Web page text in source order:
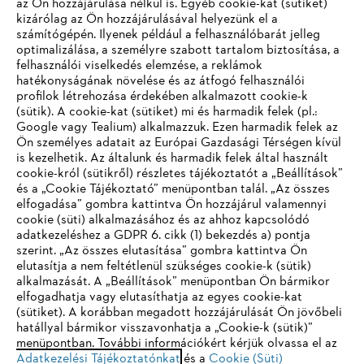
Vállalat
STIHL GYIK
Szerviz
Adatvédelem Impresszum Cookie tájékoztató
IHR BROWSER WIRD NICHT
UNTERSTÜTZT
Sie nutzen einen Browser, den wir noch nicht unterstützen. Für
eine optimale Nutzung unserer Seite empfehlen wir Ihnen, zu
einem der folgenden Browser zu wechseln:
az Ön hozzájárulása nélkül is. Egyéb cookie-kat (sütiket)
kizárólag az Ön hozzájárulásával helyezünk el a
számítógépén. Ilyenek például a felhasználóbarát jelleg
optimalizálása, a személyre szabott tartalom biztosítása, a
felhasználói viselkedés elemzése, a reklámok
hatékonyságának növelése és az átfogó felhasználói
profilok létrehozása érdekében alkalmazott cookie-k
(sütik). A cookie-kat (sütiket) mi és harmadik felek (pl.:
Google vagy Tealium) alkalmazzuk. Ezen harmadik felek az
Ön személyes adatait az Európai Gazdasági Térségen kívül
is kezelhetik. Az általunk és harmadik felek által használt
cookie-król (sütikről) részletes tájékoztatót a „Beállítások”
és a „Cookie Tájékoztató” menüpontban talál. „Az összes
elfogadása” gombra kattintva Ön hozzájárul valamennyi
cookie (süti) alkalmazásához és az ahhoz kapcsolódó
adatkezeléshez a GDPR 6. cikk (1) bekezdés a) pontja
szerint. „Az összes elutasítása” gombra kattintva Ön
elutasítja a nem feltétlenül szükséges cookie-k (sütik)
alkalmazását. A „Beállítások” menüpontban Ön bármikor
elfogadhatja vagy elutasíthatja az egyes cookie-kat
(sütiket). A korábban megadott hozzájárulását Ön jövőbeli
hatállyal bármikor visszavonhatja a „Cookie-k (sütik)”
menüpontban. További információkért kérjük olvassa el az
Adatkezelési Tájékoztatónkat és a Cookie (Süti)